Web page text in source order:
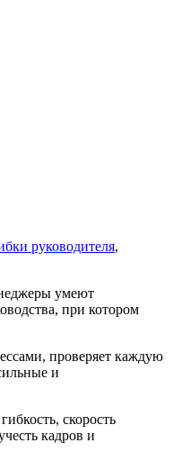
руководителя,
умеют
при котором
проверяет каждую
и
скорость
кадров и